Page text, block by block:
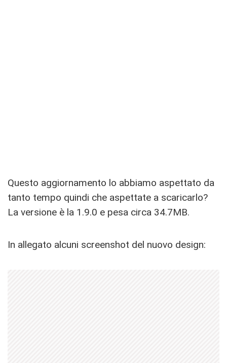
Questo aggiornamento lo abbiamo aspettato da
tanto tempo quindi che aspettate a scaricarlo?
La versione è la 1.9.0 e pesa circa 34.7MB.
In allegato alcuni screenshot del nuovo design: